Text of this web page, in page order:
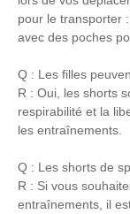
pour le transporter
avec des poches
Q : Les filles
R : Oui, les shorts
respirabilité et la
les entraînements.
Q : Les shorts de
R : Si vous
entraînements, il